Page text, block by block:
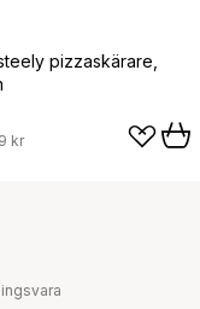
pizzaskärare,
kr